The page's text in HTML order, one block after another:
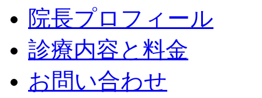
院長プロフィール
診療内容と料金
お問い合わせ